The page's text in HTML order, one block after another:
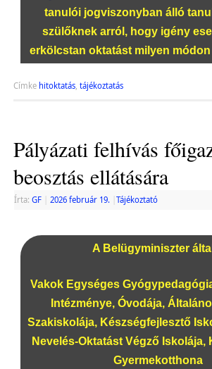
tanulói jogviszonyban álló
szülőknek arról, hogy igény
erkölcstan oktatást milyen módon
Címke hitoktatás, tájékoztatás
Pályázati felhívás
beosztás ellátására
Írta: GF 2026 február 19. Tájékoztató
A Belügyminiszter
Vakok Egységes
Intézménye, Óvodája,
Szakiskolája, Készségfejlesztő
Nevelés-Oktatást Végző Iskolája,
Gyermekotthona